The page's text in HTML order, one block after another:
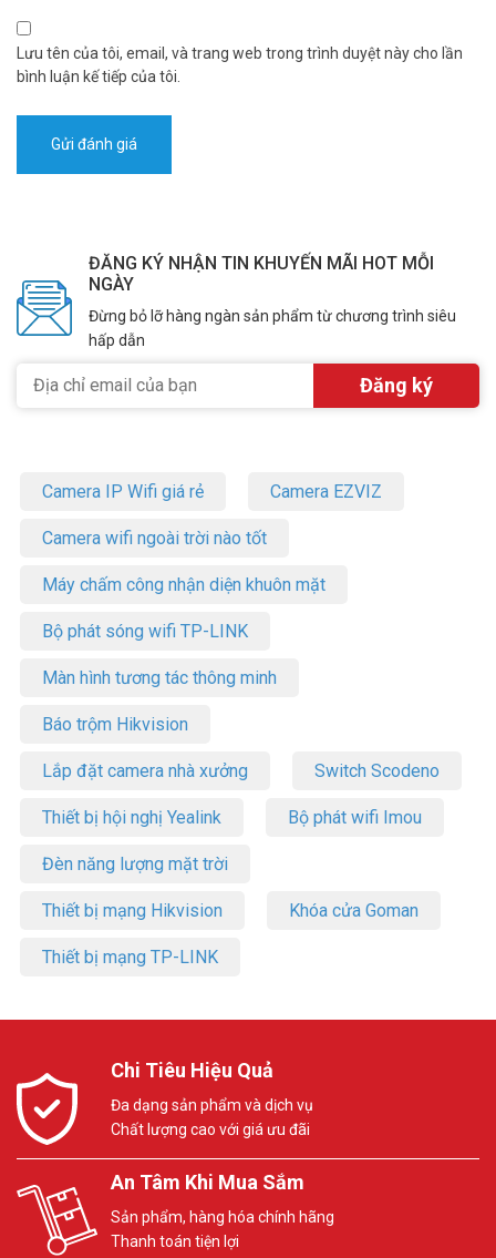
Đặt mua hàng Online ngay hôm nay để được hỗ trợ giá tốt nhất.
Tham khảo thêm thông tin tại
Lưu tên của tôi, email, và trang web trong trình duyệt này cho lần
bình luận kế tiếp của tôi.
ĐĂNG KÝ NHẬN TIN KHUYẾN MÃI HOT MỖI
NGÀY
Đừng bỏ lỡ hàng ngàn sản phẩm từ chương trình siêu
hấp dẫn
Camera IP Wifi giá rẻ Camera EZVIZ
Camera wifi ngoài trời nào tốt
Máy chấm công nhận diện khuôn mặt
Bộ phát sóng wifi TP-LINK
Màn hình tương tác thông minh
Báo trộm Hikvision
Lắp đặt camera nhà xưởng Switch Scodeno
Thiết bị hội nghị Yealink Bộ phát wifi Imou
Đèn năng lượng mặt trời
Thiết bị mạng Hikvision Khóa cửa Goman
Thiết bị mạng TP-LINK
Chi Tiêu Hiệu Quả
Đa dạng sản phẩm và dịch vụ
Chất lượng cao với giá ưu đãi
An Tâm Khi Mua Sắm
Sản phẩm, hàng hóa chính hãng
Thanh toán tiện lợi